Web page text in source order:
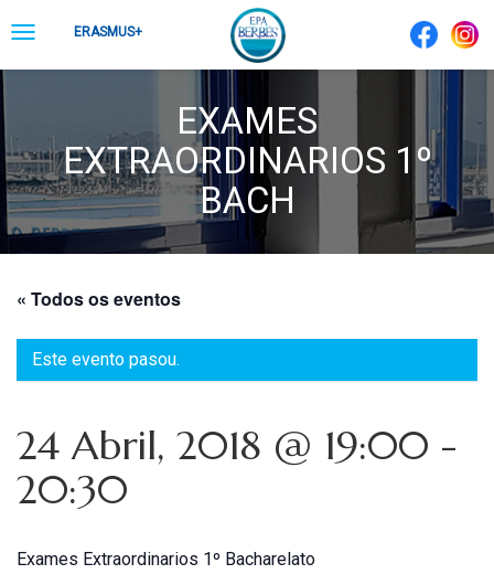
to ToggleERASMUS+
EXAMES
EXTRAORDINARIOS 1º
BACH
« Todos os eventos
Este evento pasou.
24 Abril, 2018 @ 19:00 -
20:30
Exames Extraordinarios 1º Bacharelato